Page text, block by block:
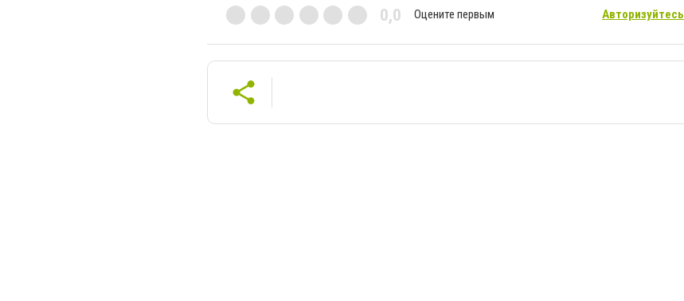
0,0 Оцените первым Авторизуйтесь